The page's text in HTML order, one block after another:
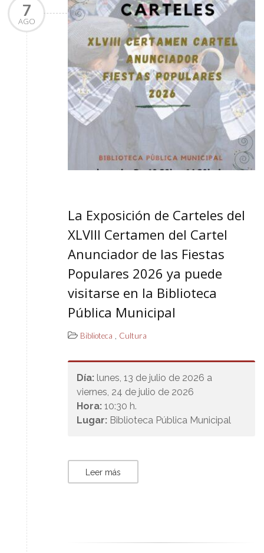
7
AGO
La Exposición de Carteles del
XLVIII Certamen del Cartel
Anunciador de las Fiestas
Populares 2026 ya puede
visitarse en la Biblioteca
Pública Municipal
Biblioteca , Cultura
Día: lunes, 13 de julio de 2026 a
viernes, 24 de julio de 2026
Hora: 10:30 h.
Lugar: Biblioteca Pública Municipal
Leer más